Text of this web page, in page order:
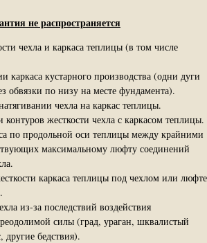
не распространяется
чехла и каркаса теплицы (в том числе
каркаса кустарного производства (одни дуги
обвязки по низу на месте фундамента).
чехла на каркас теплицы.
жесткости чехла с каркасом теплицы.
по продольной оси теплицы между крайними
максимальному люфту соединений
каркаса теплицы под чехлом или люфте
из-за последствий воздействия
силы (град, ураган, шквалистый
бедствия).